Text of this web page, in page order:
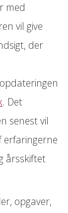
med
vil give
der
. Det
senest vil
erfaringerne
årsskiftet
opgaver,